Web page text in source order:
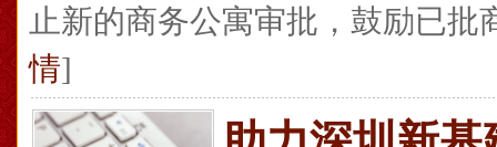
止新的商务公寓审批，鼓励已
情]